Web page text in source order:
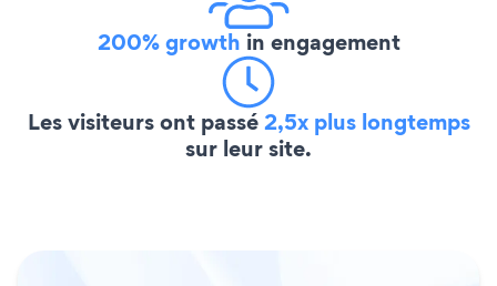
200% growth in engagement
Les visiteurs ont passé2,5x plus longtemps
sur leur site.